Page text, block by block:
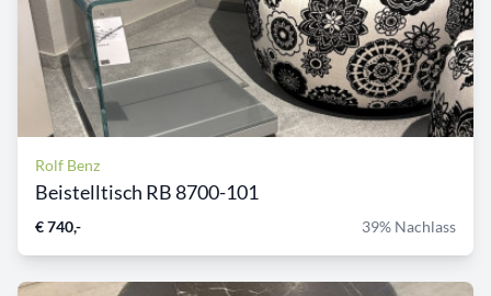
Rolf Benz
Beistelltisch RB 8700-101
€ 740,- 39% Nachlass